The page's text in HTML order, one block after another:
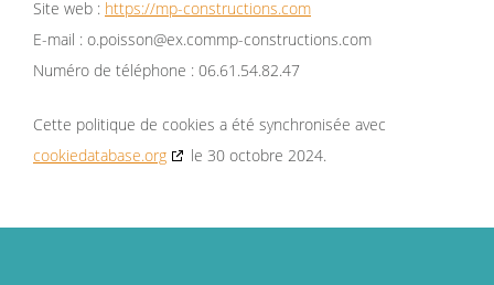
Site web : https://mp-constructions.com
E-mail : o.poisson@ex.commp-constructions.com
Numéro de téléphone : 06.61.54.82.47
Cette politique de cookies a été synchronisée avec
cookiedatabase.org
le 30 octobre 2024.